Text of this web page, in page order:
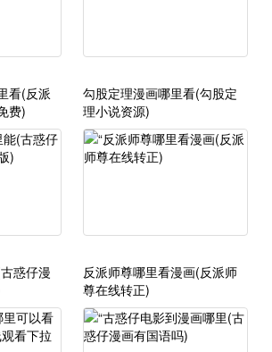
看(反派
费)
勾股定理漫画哪里看(勾股定
理小说资源)
惑仔漫
反派师尊哪里看漫画(反派师
尊在线转正)